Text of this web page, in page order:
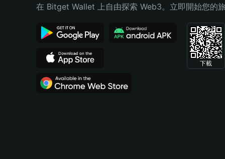
Español (Argentina)
在 Bitget Wallet 上自由探索 Web3。立即開始您的
下載